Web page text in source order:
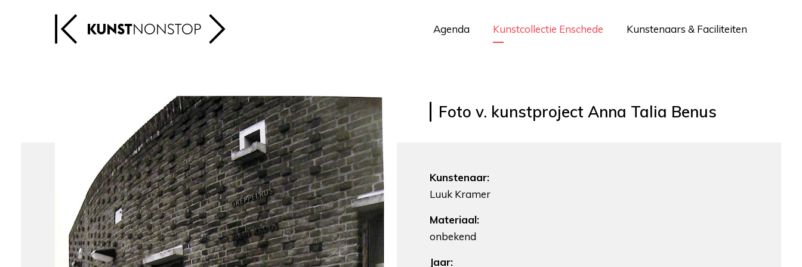
Agenda Kunstcollectie Enschede Kunstenaars & Faciliteiten
Foto v. kunstproject Anna Talia Benus
Kunstenaar:
Luuk Kramer
Materiaal:
onbekend
Jaar: